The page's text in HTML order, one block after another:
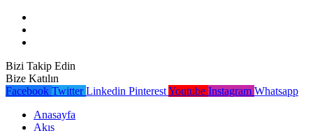
Bizi Takip Edin
Bize Katılın
Facebook Twitter Linkedin PinterestYoutube Instagram Whatsapp
Anasayfa
Akış